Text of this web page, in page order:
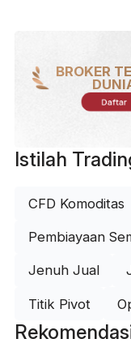
BROKER
Daftar
Istilah
CFD Komoditas
Pembiayaan
Jenuh Jual
Titik Pivot